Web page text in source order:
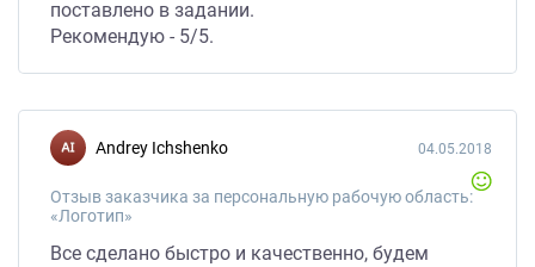
поставлено в задании.
Рекомендую - 5/5.
Andrey Ichshenko
Отзыв заказчика за персональную рабочую область:
«Логотип»
04.05.2018
Все сделано быстро и качественно, будем